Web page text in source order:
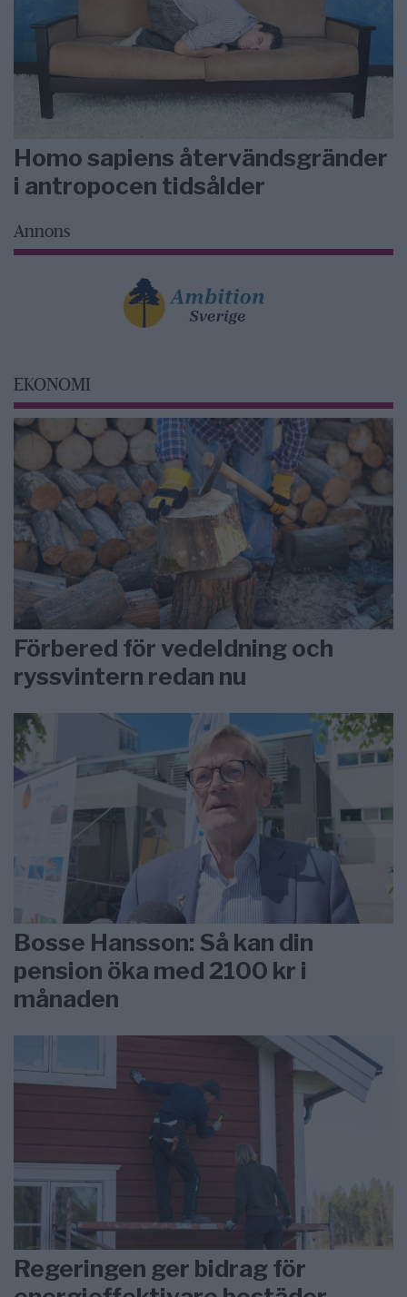
Homo sapiens återvändsgränder
i antropocen tidsålder
Annons
EKONOMI
Förbered för vedeldning och
ryssvintern redan nu
Bosse Hansson: Så kan din
pension öka med 2100 kr i
månaden
Regeringen ger bidrag för